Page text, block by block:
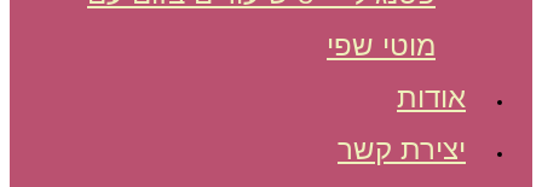
מוטי שפי
אודות
יצירת קשר